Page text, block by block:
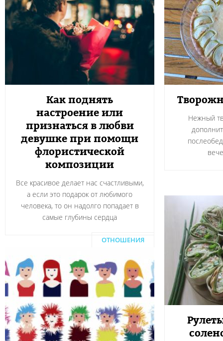
Как поднять
настроение или
признаться в любви
девушке при помощи
флористической
композиции
Все красивое делает нас счастливыми,
а если это подарок от любимого
человека, то он надолго попадает в
самые глубины сердца
Нежный
ОТНОШЕНИЯ